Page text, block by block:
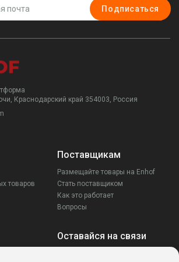
Подписаться
Краснодарский край 354003, Россия
товаров
Поставщикам
Размещайте товары на Enhof
Стать поставщиком
Как это работает
Вопросы
Оставайся на связи